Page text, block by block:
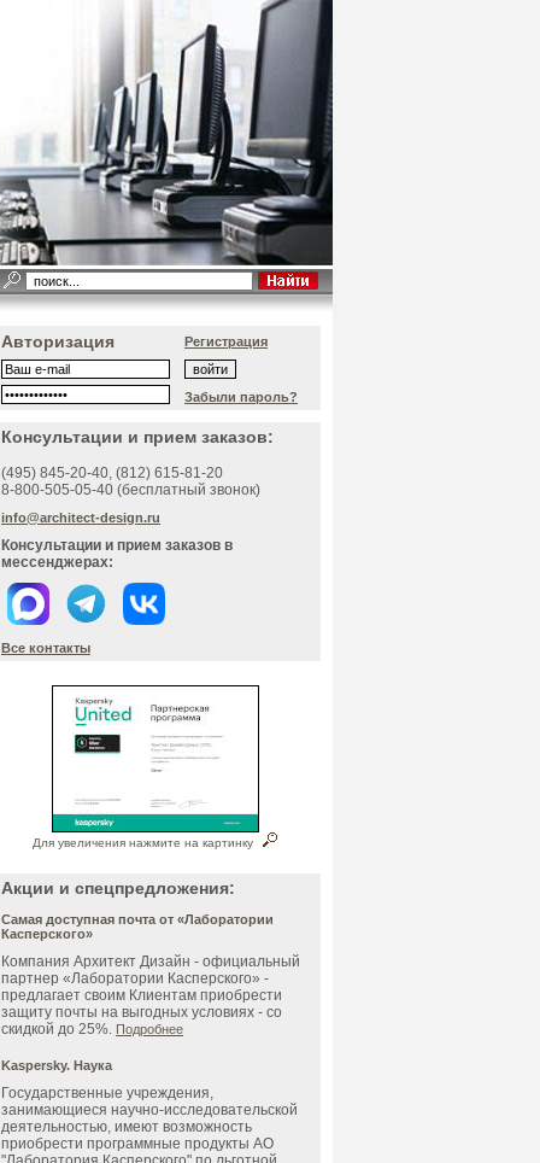
Авторизация Регистрация
Забыли пароль?
Консультации и прием заказов:
(495) 845-20-40, (812) 615-81-20
8-800-505-05-40 (бесплатный звонок)
info@architect-design.ru
Консультации и прием заказов в
мессенджерах:
Все контакты
Для увеличения нажмите на картинку
Акции и спецпредложения:
Самая доступная почта от «Лаборатории
Касперского»
Компания Архитект Дизайн - официальный
партнер «Лаборатории Касперского» -
предлагает своим Клиентам приобрести
защиту почты на выгодных условиях - со
скидкой до 25%. Подробнее
Kaspersky. Наука
Государственные учреждения,
занимающиеся научно-исследовательской
деятельностью, имеют возможность
приобрести программные продукты АО